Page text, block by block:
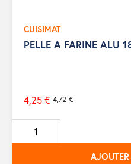
CUISIMAT
PELLE A FARINE ALU
Prix
de
base
4,72 €
4,25 €